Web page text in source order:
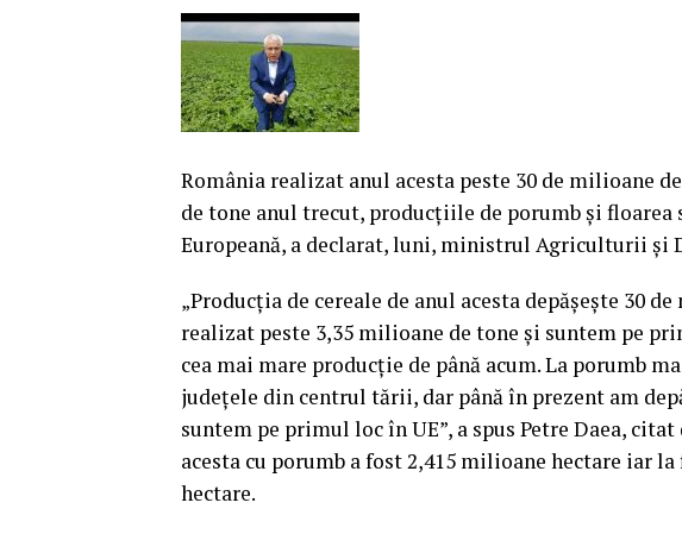
România realizat anul acesta peste 30 de milioane
de tone anul trecut, producţiile de porumb şi
Europeană, a declarat, luni, ministrul Agriculturii şi
„Producţia de cereale de anul acesta depăşeşte 30
realizat peste 3,35 milioane de tone şi suntem pe
cea mai mare producţie de până acum.La porumb
judeţele din centrul tării, dar până în prezent am
suntem pe primul loc în UE”, a spus Petre Daea,
acesta cu porumb a fost 2,415 milioane hectare iar
hectare.